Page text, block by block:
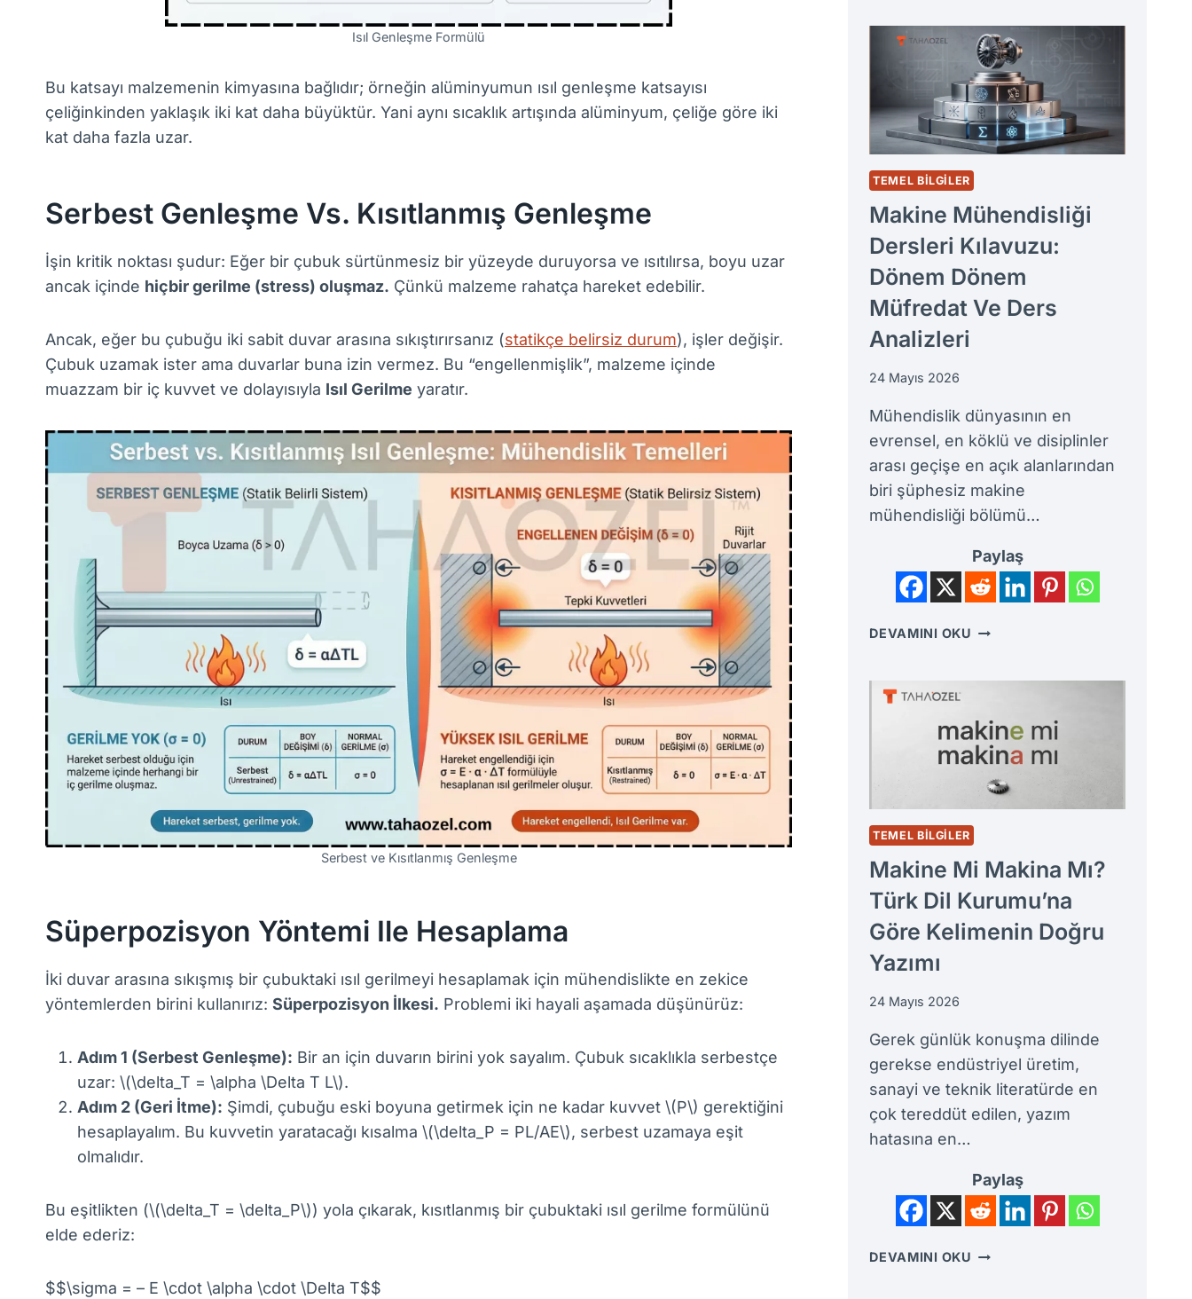
Isıl Genleşme Formülü
Bu katsayı malzemenin kimyasına bağlıdır; örneğin alüminyumun ısıl genleşme katsayısı
çeliğinkinden yaklaşık iki kat daha büyüktür. Yani aynı sıcaklık artışında alüminyum, çeliğe göre iki
kat daha fazla uzar.
Serbest Genleşme Vs. Kısıtlanmış Genleşme
İşin kritik noktası şudur: Eğer bir çubuk sürtünmesiz bir yüzeyde duruyorsa ve ısıtılırsa, boyu uzar
ancak içinde hiçbir gerilme (stress) oluşmaz. Çünkü malzeme rahatça hareket edebilir.
Ancak, eğer bu çubuğu iki sabit duvar arasına sıkıştırırsanız (statikçe belirsiz durum), işler değişir.
Çubuk uzamak ister ama duvarlar buna izin vermez. Bu “engellenmişlik”, malzeme içinde
muazzam bir iç kuvvet ve dolayısıyla Isıl Gerilme yaratır.
Serbest ve Kısıtlanmış Genleşme
Süperpozisyon Yöntemi Ile Hesaplama
İki duvar arasına sıkışmış bir çubuktaki ısıl gerilmeyi hesaplamak için mühendislikte en zekice
yöntemlerden birini kullanırız: Süperpozisyon İlkesi. Problemi iki hayali aşamada düşünürüz:
Adım 1 (Serbest Genleşme): Bir an için duvarın birini yok sayalım. Çubuk sıcaklıkla serbestçe
uzar: \(\delta_T = \alpha \Delta T L\).
Adım 2 (Geri İtme): Şimdi, çubuğu eski boyuna getirmek için ne kadar kuvvet \(P\) gerektiğini
hesaplayalım. Bu kuvvetin yaratacağı kısalma \(\delta_P = PL/AE\), serbest uzamaya eşit
olmalıdır.
Bu eşitlikten (\(\delta_T = \delta_P\)) yola çıkarak, kısıtlanmış bir çubuktaki ısıl gerilme formülünü
elde ederiz:
$$\sigma = – E \cdot \alpha \cdot \Delta T$$
REHBERI:
THY,
SAVUNMA
SANAYII
VE
YURTDIŞI
KATSAYILARI
TEMEL BILGILER
Makine Mühendisliği
Dersleri Kılavuzu:
Dönem Dönem
Müfredat Ve Ders
Analizleri
24 Mayıs 2026
Mühendislik dünyasının en
evrensel, en köklü ve disiplinler
arası geçişe en açık alanlarından
biri şüphesiz makine
mühendisliği bölümü…
Paylaş
DEVAMINI OKU MAKINE
DÖNEM
MÜFREDAT
DERS
ANALIZLERI
TEMEL BILGILER
Makine Mi Makina Mı?
Türk Dil Kurumu’na
Göre Kelimenin Doğru
Yazımı
24 Mayıs 2026
Gerek günlük konuşma dilinde
gerekse endüstriyel üretim,
sanayi ve teknik literatürde en
çok tereddüt edilen, yazım
hatasına en…
Paylaş
DEVAMINI OKU MAKINE